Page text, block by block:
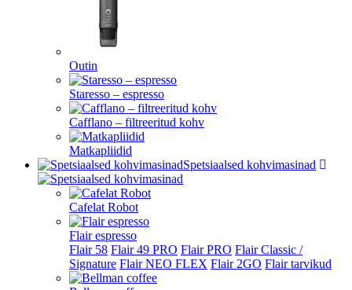
Outin
Staresso – espresso
Cafflano – filtreeritud kohv
Matkapliidid
Spetsiaalsed kohvimasinad
Cafelat Robot
Flair espresso
Flair 58 Flair 49 PRO Flair PRO Flair Classic /
Signature Flair NEO FLEX Flair 2GO Flair tarvikud